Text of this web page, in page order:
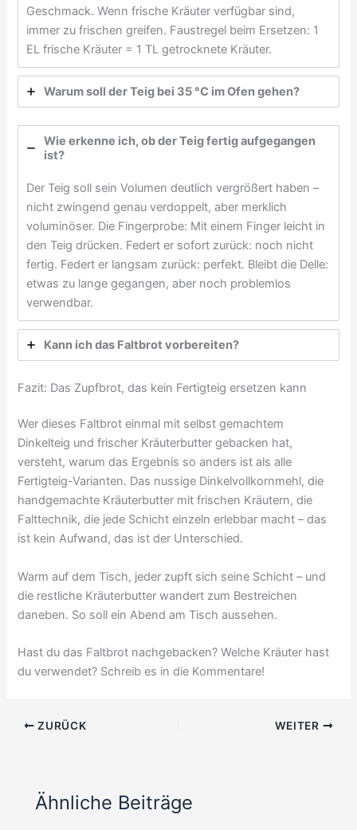
Geschmack. Wenn frische Kräuter verfügbar sind,
immer zu frischen greifen. Faustregel beim Ersetzen: 1
EL frische Kräuter = 1 TL getrocknete Kräuter.
Warum soll der Teig bei 35 °C im Ofen gehen?
Wie erkenne ich, ob der Teig fertig aufgegangen
ist?
Der Teig soll sein Volumen deutlich vergrößert haben –
nicht zwingend genau verdoppelt, aber merklich
voluminöser. Die Fingerprobe: Mit einem Finger leicht in
den Teig drücken. Federt er sofort zurück: noch nicht
fertig. Federt er langsam zurück: perfekt. Bleibt die Delle:
etwas zu lange gegangen, aber noch problemlos
verwendbar.
Kann ich das Faltbrot vorbereiten?
Fazit: Das Zupfbrot, das kein Fertigteig ersetzen kann
Wer dieses Faltbrot einmal mit selbst gemachtem
Dinkelteig und frischer Kräuterbutter gebacken hat,
versteht, warum das Ergebnis so anders ist als alle
Fertigteig-Varianten. Das nussige Dinkelvollkornmehl, die
handgemachte Kräuterbutter mit frischen Kräutern, die
Falttechnik, die jede Schicht einzeln erlebbar macht – das
ist kein Aufwand, das ist der Unterschied.
Warm auf dem Tisch, jeder zupft sich seine Schicht – und
die restliche Kräuterbutter wandert zum Bestreichen
daneben. So soll ein Abend am Tisch aussehen.
Hast du das Faltbrot nachgebacken? Welche Kräuter hast
du verwendet? Schreib es in die Kommentare!
ZURÜCK WEITER
Ähnliche Beiträge